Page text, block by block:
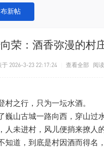
新帖
荣：酒香弥漫的村
于 2026-3-23 22:17:24 查看全部 阅
村之行，只为一坛水酒。
巍山古城一路向西，穿山过
人未进村，风儿便捎来撩人
知道，到底是村因酒而得名